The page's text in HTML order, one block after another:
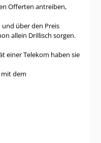
Offerten antreiben,
über den Preis
allein Drillisch sorgen.
einer Telekom haben sie
mit dem